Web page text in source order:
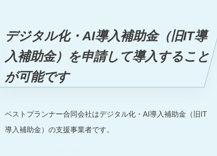
デジタル化・AI導入補助金（旧IT導
入補助金）を申請して導入すること
が可能です
ベストプランナー合同会社はデジタル化・AI導入補助金（旧IT
導入補助金）の支援事業者です。